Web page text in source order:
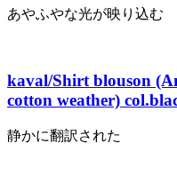
あやふやな光が映り込む
kaval/Shirt blouson
cotton weather)
静かに翻訳された